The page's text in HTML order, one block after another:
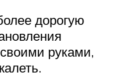
дорогую
руками,